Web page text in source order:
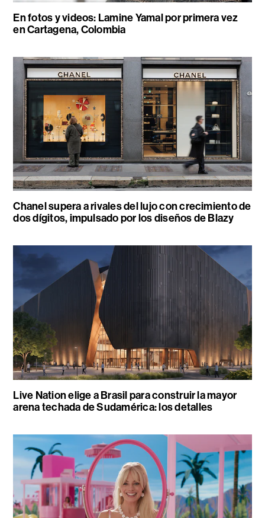
En fotos y videos: Lamine Yamal por primera vez
en Cartagena, Colombia
Chanel supera a rivales del lujo con crecimiento de
dos dígitos, impulsado por los diseños de Blazy
Live Nation elige a Brasil para construir la mayor
arena techada de Sudamérica: los detalles